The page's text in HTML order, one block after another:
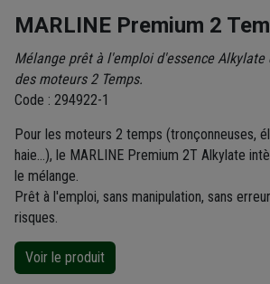
MARLINE Premium 2
Mélange prêt à l'emploi d'essence
des moteurs 2 Temps.
Code : 294922-1
Pour les moteurs 2 temps (tronçonneuses,
haie...), le MARLINE Premium 2T Alkylate
le mélange.
Prêt à l'emploi, sans manipulation, sans
risques.
Voir le produit